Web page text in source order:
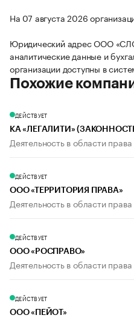
На 07 августа 2026
Юридический адрес ООО
аналитические данные и
организации доступны в
Похожие
ДЕЙСТВУЕТ
КА «ЛЕГАЛИТИ»
Деятельность в области права
ДЕЙСТВУЕТ
ООО «ТЕРРИТОРИЯ ПРАВА»
Деятельность в области права
ДЕЙСТВУЕТ
ООО «РОСПРАВО»
Деятельность в области права
ДЕЙСТВУЕТ
ООО «ПЕЙОТ»